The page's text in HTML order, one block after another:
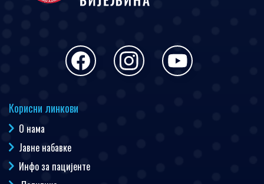
Корисни линкови
О нама
Јавне набавке
Инфо за пацијенте